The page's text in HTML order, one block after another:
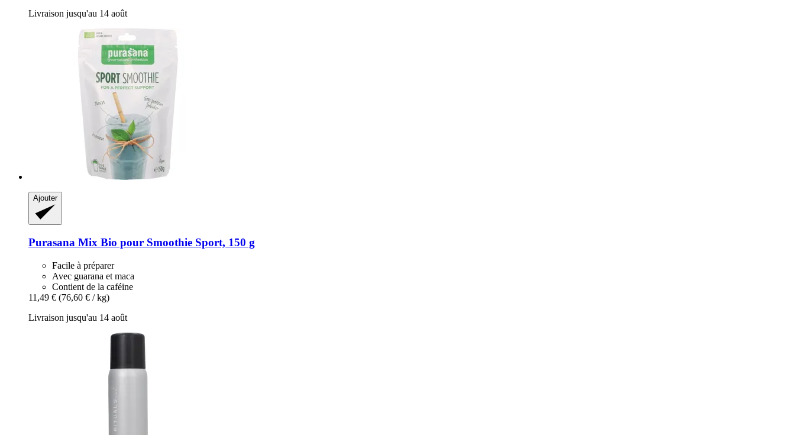
Livraison jusqu'au 14 août
Ajouter
Purasana Mix Bio pour Smoothie Sport, 150 g
Facile à préparer
Avec guarana et maca
Contient de la caféine
11,49 € (76,60 € / kg)
Livraison jusqu'au 14 août